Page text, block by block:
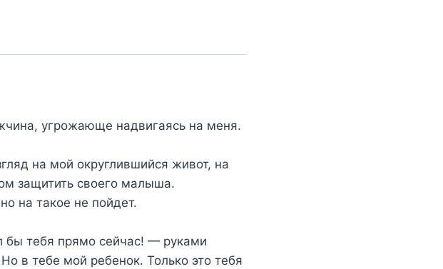
угрожающе надвигаясь на меня.
на мой округлившийся живот, на
защитить своего малыша.
на такое не пойдет.
тебя прямо сейчас! — руками
в тебе мой ребенок. Только это тебя